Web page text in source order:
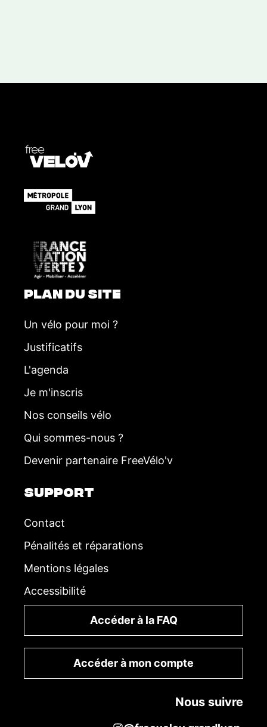
n
n
m
PLAN DU SITE
Un vélo pour moi ?
Justificatifs
L'agenda
Je m'inscris
Nos conseils vélo
Qui sommes-nous ?
Devenir partenaire FreeVélo'v
SUPPORT
Contact
Pénalités et réparations
Mentions légales
Accessibilité
Accéder à la FAQ
Accéder à mon compte
Nous suivre